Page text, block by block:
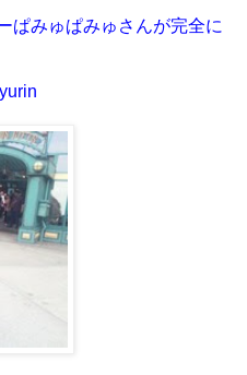
ぱみゅぱみゅさんが完全に